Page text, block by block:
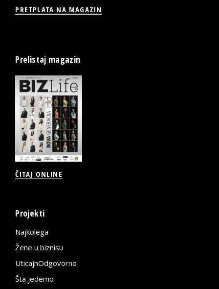
PRETPLATA NA MAGAZIN
Prelistaj magazin
ČITAJ ONLINE
Projekti
Najkolega
Žene u biznisu
UticajnOdgovorno
Šta jedemo